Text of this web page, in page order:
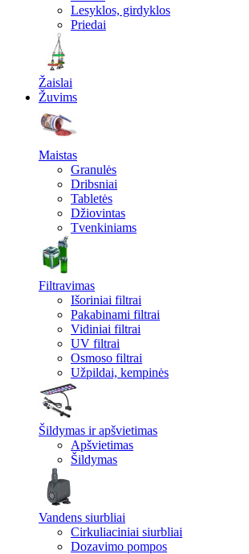
Lesyklos, girdyklos
Priedai
Žaislai
Žuvims
Maistas
Granulės
Dribsniai
Tabletės
Džiovintas
Tvenkiniams
Filtravimas
Išoriniai filtrai
Pakabinami filtrai
Vidiniai filtrai
UV filtrai
Osmoso filtrai
Užpildai, kempinės
Šildymas ir apšvietimas
Apšvietimas
Šildymas
Vandens siurbliai
Cirkuliaciniai siurbliai
Dozavimo pompos